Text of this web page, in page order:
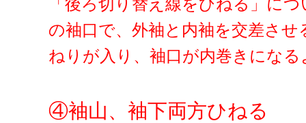
の袖口で、外袖と内袖を交差さ
ねりが入り、袖口が内巻きにな
④袖山、袖下両方ひねる